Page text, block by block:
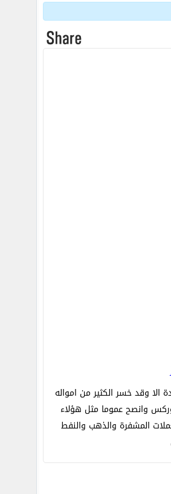
وقد خسر الكثير من امواله
وانصح عموما مثل هؤلاء
المشفرة والذهب والنفط